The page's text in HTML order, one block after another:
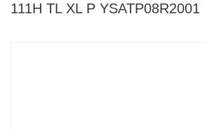
111H TL XL P YSATP08R2001